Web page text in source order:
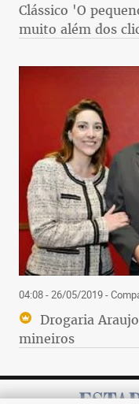
Clássico 'O
muito além dos
04:08 - 26/05/2019-
Drogaria
mineiros